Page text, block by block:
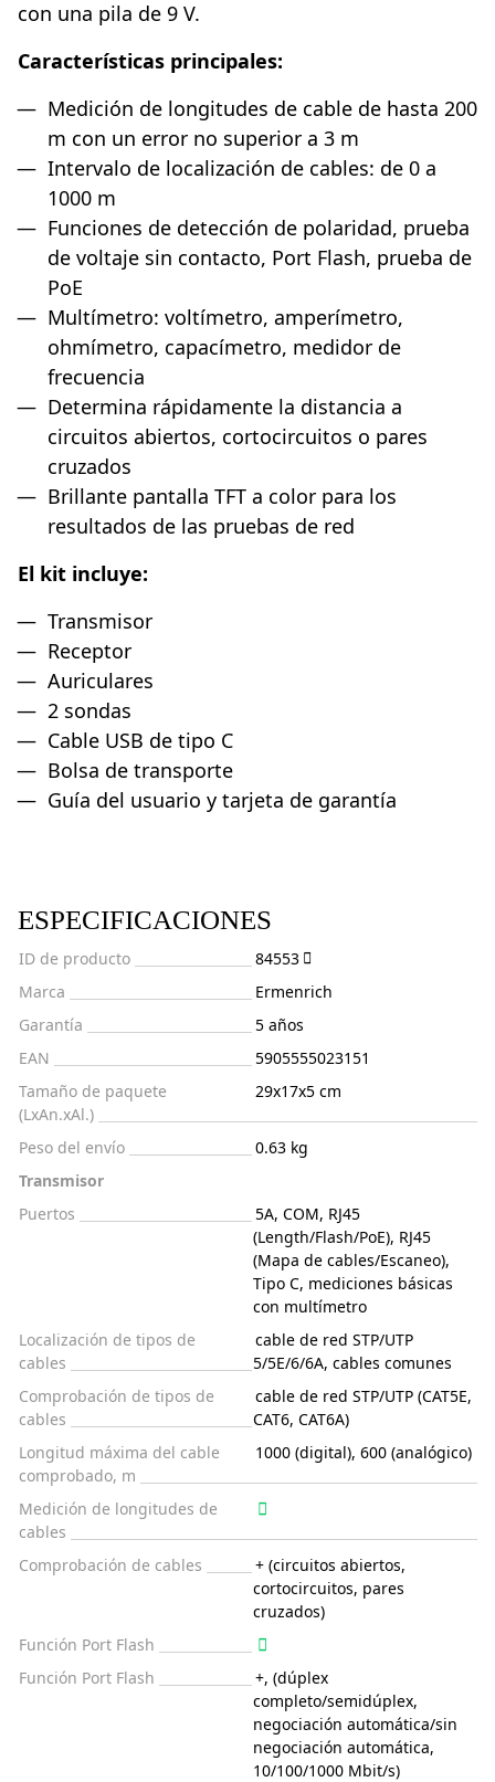
con una pila de 9 V.
Características principales:
Medición de longitudes de cable de hasta 200
m con un error no superior a 3 m
Intervalo de localización de cables: de 0 a
1000 m
Funciones de detección de polaridad, prueba
de voltaje sin contacto, Port Flash, prueba de
PoE
Multímetro: voltímetro, amperímetro,
ohmímetro, capacímetro, medidor de
frecuencia
Determina rápidamente la distancia a
circuitos abiertos, cortocircuitos o pares
cruzados
Brillante pantalla TFT a color para los
resultados de las pruebas de red
El kit incluye:
Transmisor
Receptor
Auriculares
2 sondas
Cable USB de tipo C
Bolsa de transporte
Guía del usuario y tarjeta de garantía
ESPECIFICACIONES
ID de producto
84553
Marca
Ermenrich
Garantía
5 años
EAN
5905555023151
Tamaño de paquete
(LxAn.xAl.)
29x17x5 cm
Peso del envío
0.63 kg
Transmisor
Puertos
5A, COM, RJ45
(Length/Flash/PoE), RJ45
(Mapa de cables/Escaneo),
Tipo C, mediciones básicas
con multímetro
Localización de tipos de
cables
cable de red STP/UTP
5/5E/6/6A, cables comunes
Comprobación de tipos de
cables
cable de red STP/UTP (CAT5E,
CAT6, CAT6A)
Longitud máxima del cable
comprobado, m
1000 (digital), 600 (analógico)
Medición de longitudes de
cables
Comprobación de cables
+ (circuitos abiertos,
cortocircuitos, pares
cruzados)
Función Port Flash
Función Port Flash
+, (dúplex
completo/semidúplex,
negociación automática/sin
negociación automática,
10/100/1000 Mbit/s)